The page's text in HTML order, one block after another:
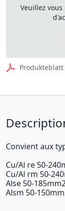
Veuillez
Convient aux
Cu/Al re 50-
Cu/Al rm 50-
Alse 50-
Alsm 50-